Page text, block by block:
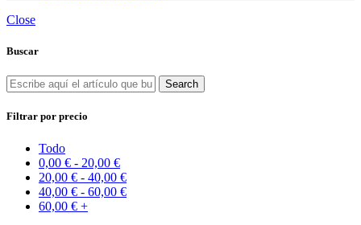
Close
Buscar
Search
Filtrar por precio
Todo
0,00 € - 20,00 €
20,00 € - 40,00 €
40,00 € - 60,00 €
60,00 € +